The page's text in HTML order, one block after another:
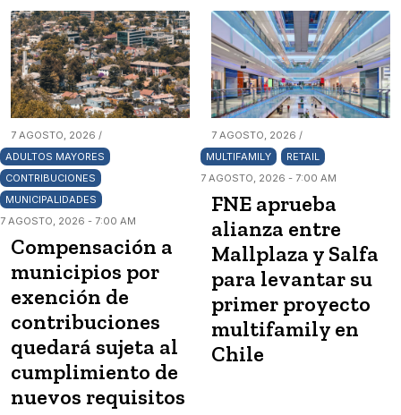
7 AGOSTO, 2026 /
ADULTOS MAYORES
CONTRIBUCIONES
MUNICIPALIDADES
7 AGOSTO, 2026 - 7:00 AM
Compensación a
municipios por
exención de
contribuciones
quedará sujeta al
cumplimiento de
nuevos requisitos
7 AGOSTO, 2026 /
MULTIFAMILY
RETAIL
7 AGOSTO, 2026 - 7:00 AM
FNE aprueba
alianza entre
Mallplaza y Salfa
para levantar su
primer proyecto
multifamily en
Chile